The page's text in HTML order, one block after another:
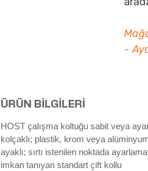
-
ÜRÜN BİLGİLERİ
HOST çalışma koltuğu sabit veya
kolçaklı; plastik, krom veya
ayaklı; sırtı istenilen noktada
imkan tanıyan standart çift kollu